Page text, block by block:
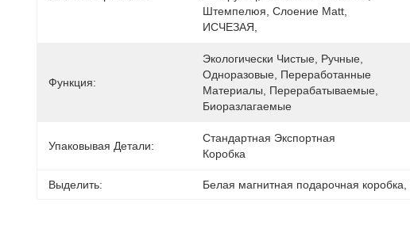
Штемпелюя, Слоение Matt,
ИСЧЕЗАЯ,
Функция:
Экологически Чистые, Ручные,
Одноразовые, Переработанные
Материалы, Перерабатываемые,
Биоразлагаемые
Упаковывая Детали:
Стандартная Экспортная
Коробка
Выделить: Белая магнитная подарочная коробка